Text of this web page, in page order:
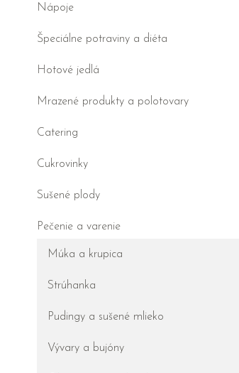
Nápoje
Špeciálne potraviny a diéta
Hotové jedlá
Mrazené produkty a polotovary
Catering
Cukrovinky
Sušené plody
Pečenie a varenie
Múka a krupica
Strúhanka
Pudingy a sušené mlieko
Vývary a bujóny